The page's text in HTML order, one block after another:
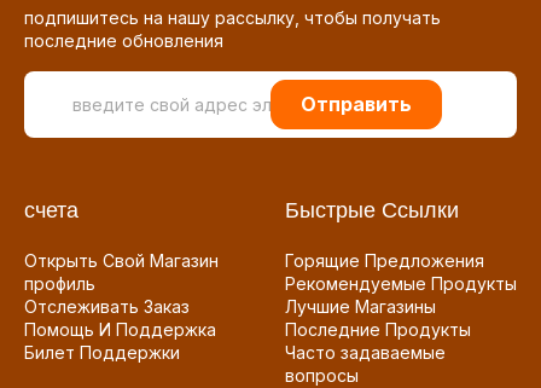
подпишитесь на нашу рассылку, чтобы получать
последние обновления
Отправить
счета
Открыть Свой Магазин
профиль
Отслеживать Заказ
Помощь И Поддержка
Билет Поддержки
Быстрые Ссылки
Горящие Предложения
Рекомендуемые Продукты
Лучшие Магазины
Последние Продукты
Часто задаваемые
вопросы